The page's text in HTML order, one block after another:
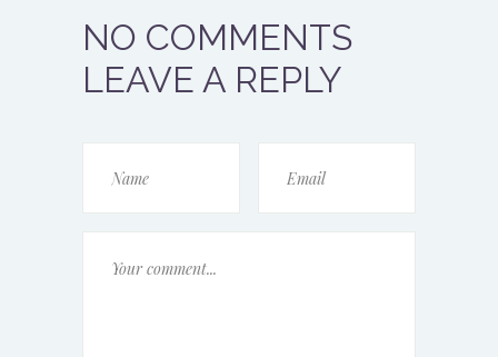
NO COMMENTS
LEAVE A REPLY